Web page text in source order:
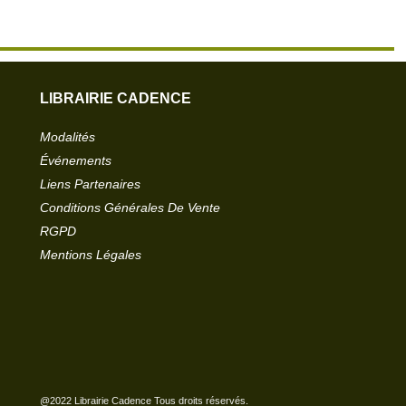
LIBRAIRIE CADENCE
Modalités
Événements
Liens Partenaires
Conditions Générales De Vente
RGPD
Mentions Légales
@2022 Librairie Cadence Tous droits réservés.